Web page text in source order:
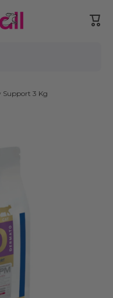
Support 3 Kg